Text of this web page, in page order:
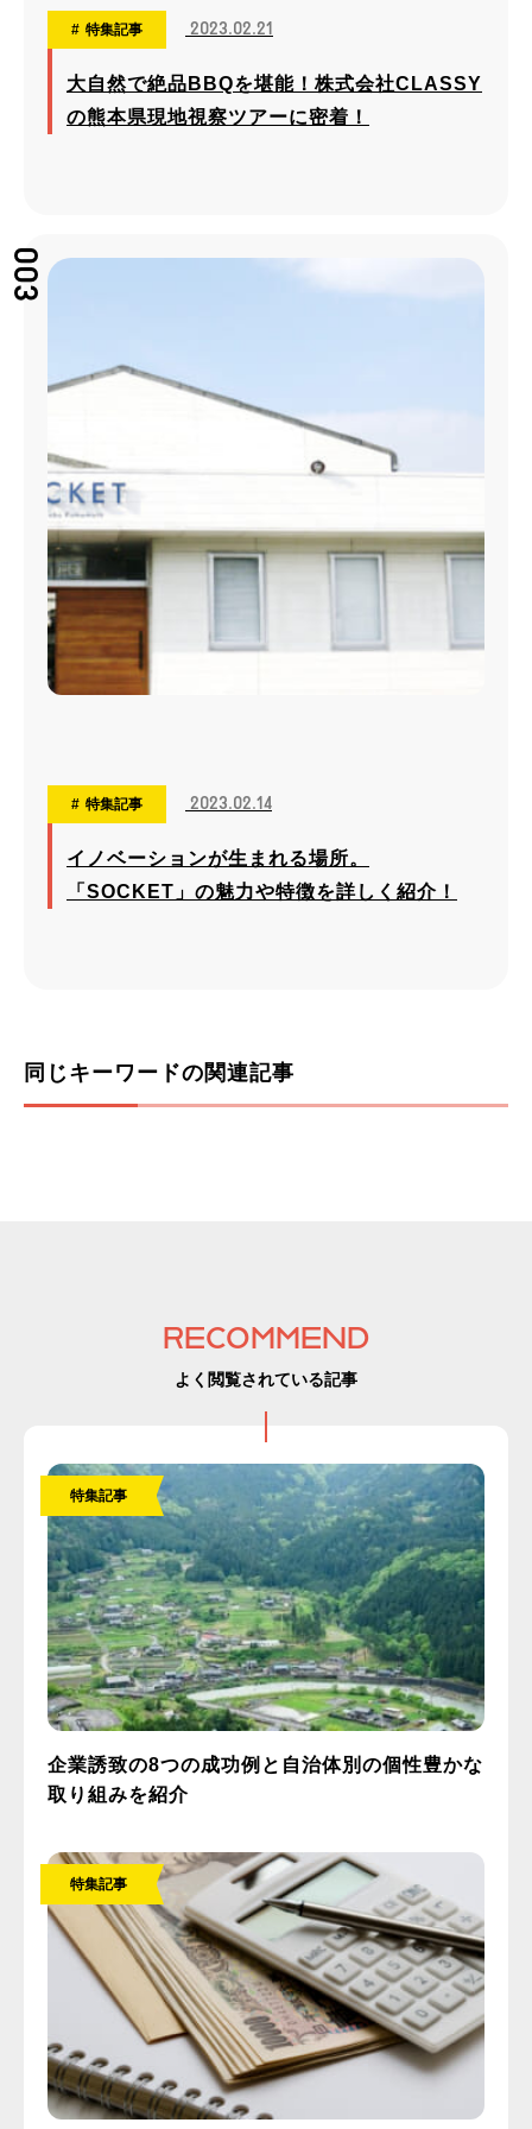
特集記事 2023.02.21
大自然で絶品BBQを堪能！株式会社CLASSY
の熊本県現地視察ツアーに密着！
003
特集記事 2023.02.14
イノベーションが生まれる場所。
「SOCKET」の魅力や特徴を詳しく紹介！
同じキーワードの関連記事
RECOMMEND
よく閲覧されている記事
特集記事
企業誘致の8つの成功例と自治体別の個性豊かな
取り組みを紹介
特集記事